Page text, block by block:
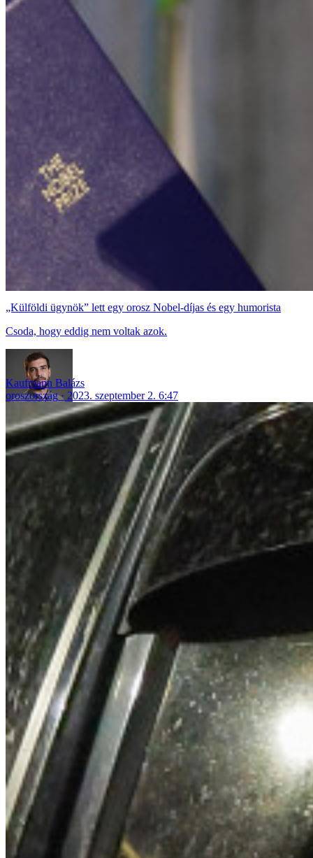
„Külföldi ügynök” lett egy orosz Nobel-díjas és egy humorista
Csoda, hogy eddig nem voltak azok.
Kaufmann Balázs
oroszország
2023. szeptember 2. 6:47